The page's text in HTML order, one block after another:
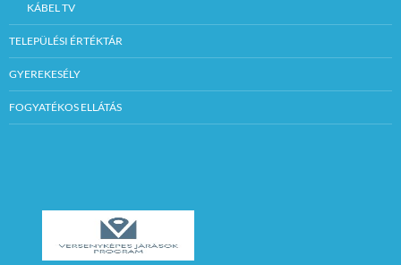
KÁBEL TV
TELEPÜLÉSI ÉRTÉKTÁR
GYEREKESÉLY
FOGYATÉKOS ELLÁTÁS